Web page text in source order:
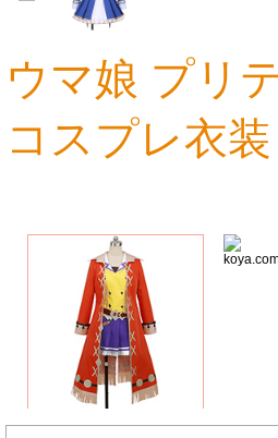
16,399円
17,763円
ウマ娘 プリ
コスプレ衣装